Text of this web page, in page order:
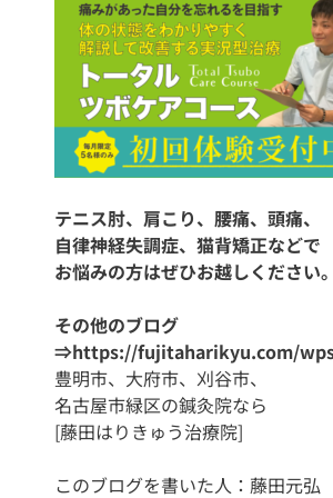
テニス肘、肩こり、腰痛、頭痛、
自律神経失調症、猫背矯正などで
お悩みの方はぜひお越しください
その他のブログ
⇒https://fujitaharikyu.com/
豊明市、大府市、刈谷市、
名古屋市緑区の鍼灸院なら
[藤田はりきゅう治療院]
このブログを書いた人： 藤田元弘